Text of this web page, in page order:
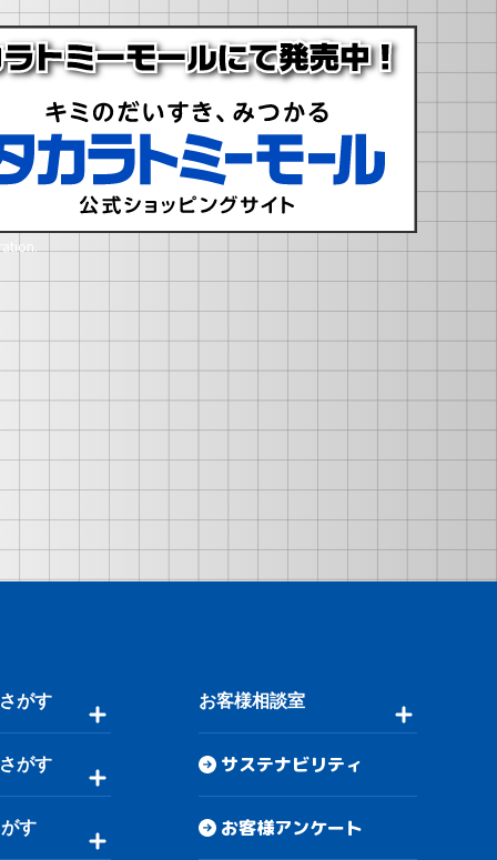
がす
がす
す
お客様相談室
サステナビリティ
お客様アンケート